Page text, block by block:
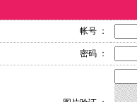
帐号 ：
密码 ：